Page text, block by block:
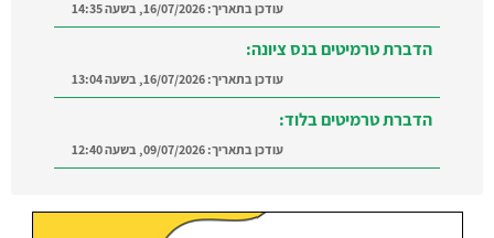
עודכן בתאריך:16/07/2026, בשעה 14:35
הדברת טרמיטים בנס ציונה:
עודכן בתאריך:16/07/2026, בשעה 13:04
הדברת טרמיטים בלוד:
עודכן בתאריך:09/07/2026, בשעה 12:40
ברמת השרון והסביבה